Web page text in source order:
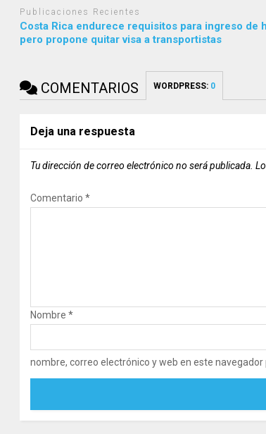
Publicaciones Recientes
Costa Rica endurece requisitos para ingreso de
pero propone quitar visa a transportistas
COMENTARIOS WORDPRESS: 0
Deja una respuesta
Tu dirección de correo electrónico no será publicada.
Comentario*
Nombre*
nombre, correo electrónico y web en este